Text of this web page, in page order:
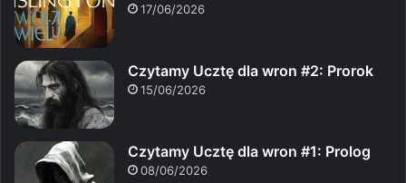
17/06/2026
Czytamy Ucztę dla wron #2: Prorok
15/06/2026
Czytamy Ucztę dla wron #1: Prolog
08/06/2026